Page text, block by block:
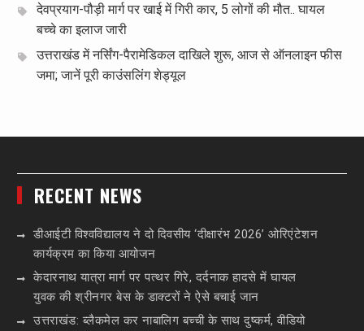
देवप्रयाग-पौड़ी मार्ग पर खाई में गिरी कार, 5 लोगों की मौत.. घायल
बच्चे का इलाज जारी
उत्तराखंड में नर्सिंग-पैरामेडिकल दाखिले शुरू, आज से ऑनलाइन फीस
जमा; जानें पूरी काउंसलिंग शेड्यूल
RECENT NEWS
डीआईटी विश्वविद्यालय ने दो दिवसीय ‘दीक्षारंभ 2026’ ओरिएंटेशन
कार्यक्रम का किया आयोजन
केदारनाथ यात्रा मार्ग पर पत्थर गिरे, दर्दनाक हादसे में घायल
युवक की श्रीनगर बेस के डाक्टरों ने ऐसे बचाई जान
उत्तराखंड: ब्लैकमेल कर नाबालिग बच्ची के साथ दुष्कर्म, वीडियो